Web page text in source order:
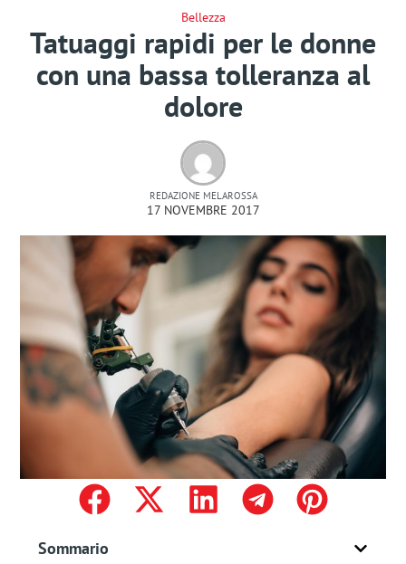
Bellezza
Tatuaggi rapidi per le donne
con una bassa tolleranza al
dolore
REDAZIONE MELAROSSA
17 NOVEMBRE 2017
Sommario